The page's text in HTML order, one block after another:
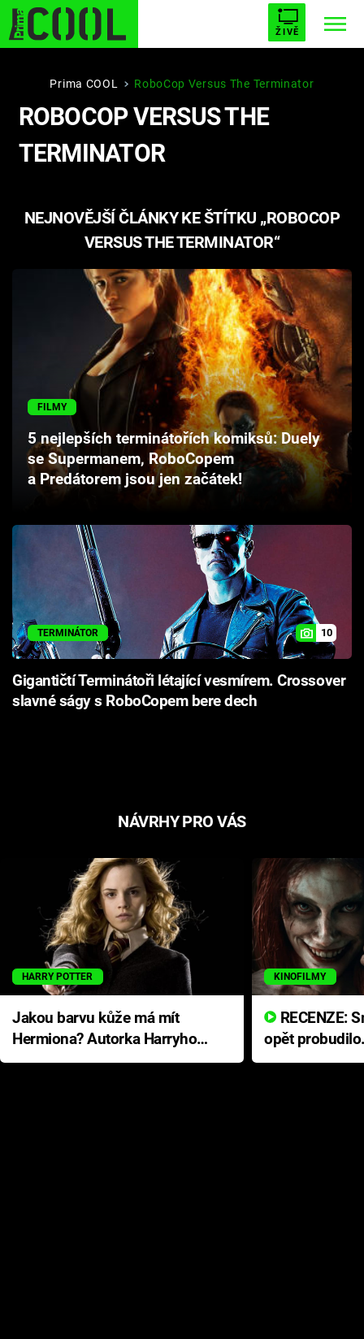
ŽIVĚ
STARHOUSE BUFFY, PŘEMOŽITELKA UPÍRŮ
ESCAPE PLNEJ KOTEL AVENGERS 5
Témata
Cool Esport
Pořady
TV Program
Přihlášení
Sledujte nás
Prima COOL RoboCop Versus The Terminator
ROBOCOP VERSUS THE
TERMINATOR
NEJNOVĚJŠÍ ČLÁNKY KE ŠTÍTKU „ROBOCOP
VERSUS THE TERMINATOR“
FILMY
5 nejlepších terminátořích komiksů: Duely
se Supermanem, RoboCopem
a Predátorem jsou jen začátek!
TERMINÁTOR 10
Gigantičtí Terminátoři létající vesmírem. Crossover
slavné ságy s RoboCopem bere dech
NÁVRHY PRO VÁS
HARRY POTTER
Jakou barvu kůže má mít
Hermiona? Autorka Harryho
Pottera přišla s ráznou
KINOFILMY
opět
přichází s